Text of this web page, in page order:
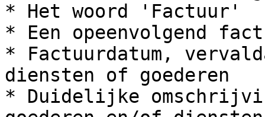
* Het woord 'Factuur'
* Een opeenvolgend
* Factuurdatum,
diensten of goederen
* Duidelijke